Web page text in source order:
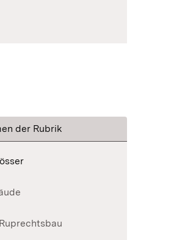
der Rubrik
Ruprechtsbau